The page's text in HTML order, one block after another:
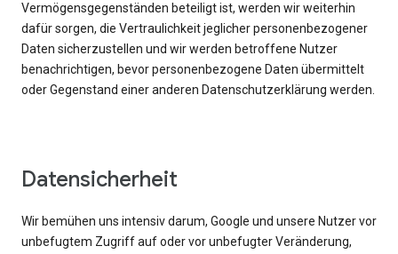
Vermögensgegenständen beteiligt ist, werden wir weiterhin
dafür sorgen, die Vertraulichkeit jeglicher personenbezogener
Daten sicherzustellen und wir werden betroffene Nutzer
benachrichtigen, bevor personenbezogene Daten übermittelt
oder Gegenstand einer anderen Datenschutzerklärung werden.
Datensicherheit
Wir bemühen uns intensiv darum, Google und unsere Nutzer vor
unbefugtem Zugriff auf oder vor unbefugter Veränderung,